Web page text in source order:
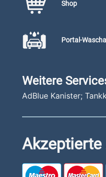
Shop
Portal-
Weitere
AdBlue Kanister;
Akzeptierte